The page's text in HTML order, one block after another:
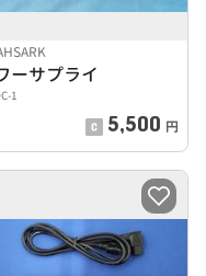
ーサプライ
1
5,500 円